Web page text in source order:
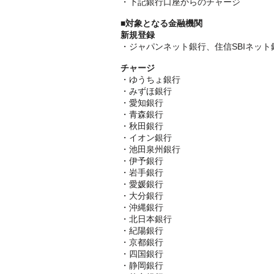
■対象となる金融機関
新規登録
・ジャパンネット銀行、住信SBIネッ
チャージ
・ゆうちょ銀行
・みずほ銀行
・愛知銀行
・青森銀行
・秋田銀行
・イオン銀行
・池田泉州銀行
・伊予銀行
・岩手銀行
・愛媛銀行
・大分銀行
・沖縄銀行
・北日本銀行
・紀陽銀行
・京都銀行
・四国銀行
・静岡銀行